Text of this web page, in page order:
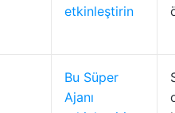
etkinleştirin
Bu Süper
Ajanı